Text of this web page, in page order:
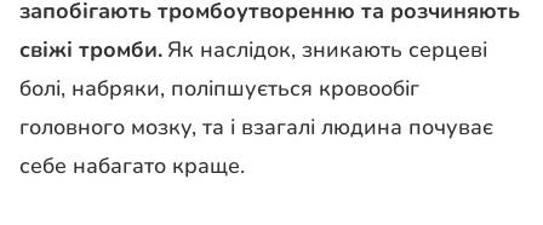
запобігають тромбоутворенню та розчиняють
свіжі тромби. Як наслідок, зникають серцеві
болі, набряки, поліпшується кровообіг
головного мозку, та і взагалі людина почуває
себе набагато краще.